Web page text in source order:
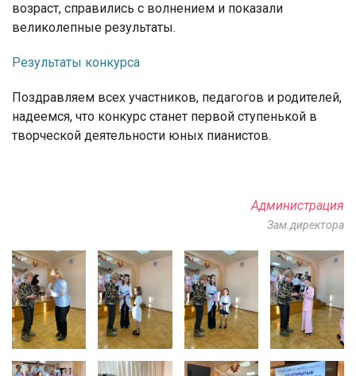
возраст, справились с волнением и показали
великолепные результаты.
Результаты конкурса
Поздравляем всех участников, педагогов и родителей,
надеемся, что конкурс станет первой ступенькой в
творческой деятельности юных пианистов.
Администрация
Зам.директора